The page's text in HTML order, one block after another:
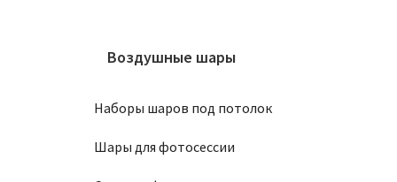
Воздушные шары
Наборы шаров под потолок
Шары для фотосессии